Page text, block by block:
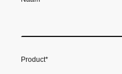
Product*